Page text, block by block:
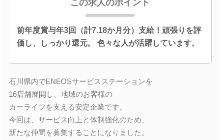
この求人のポイント
前年度賞与年3回（計7.18か月分）支給！頑張りを評
価し、しっかり還元。 色々な人が活躍しています。
石川県内でENEOSサービスステーションを
16店舗展開し、地域のお客様の
カーライフを支える安定企業です。
今回は、サービス向上と体制強化のため、
新たな仲間を募集することになりました。